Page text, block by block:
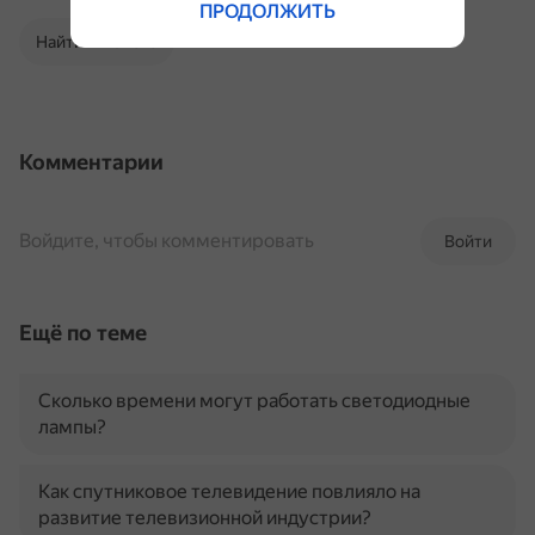
Найти в Поиске
Комментарии
Войти
Войдите, чтобы комментировать
Ещё по теме
Сколько времени могут работать светодиодные
лампы?
Как спутниковое телевидение повлияло на
развитие телевизионной индустрии?
ПРОДОЛЖИТЬ